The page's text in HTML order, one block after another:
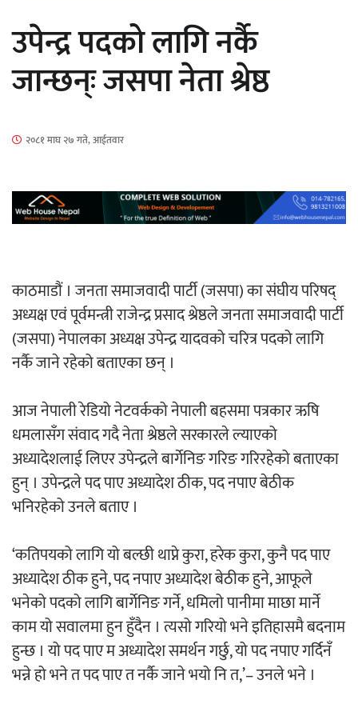
सार्वजनिक
नियन्त्रणमा
‘ईयुमा डट कम’ले बुधबारदेखि आफ्नो
औपचारिक सेवा सञ्चालनमा
हलमा छैन ‘गौँथली’को टिकट
‘आइतबारको अफिस’ को परिचर्चा सम्पन्न
उपेन्द्र पदको लागि नर्कै
जान्छन्ः जसपा नेता श्रेष्ठ
२०८१ माघ २७ गते, आईतवार
काठमाडौं । जनता समाजवादी पार्टी (जसपा) का संघीय परिषद्
अध्यक्ष एवं पूर्वमन्त्री राजेन्द्र प्रसाद श्रेष्ठले जनता समाजवादी पार्टी
(जसपा) नेपालका अध्यक्ष उपेन्द्र यादवको चरित्र पदको लागि
नर्कै जाने रहेको बताएका छन् ।
आज नेपाली रेडियो नेटवर्कको नेपाली बहसमा पत्रकार ऋषि
धमलासँग संवाद गदै नेता श्रेष्ठले सरकारले ल्याएको
अध्यादेशलाई लिएर उपेन्द्रले बार्गेनिङ गरिङ गरिरहेको बताएका
हुन् । उपेन्द्रले पद पाए अध्यादेश ठीक, पद नपाए बेठीक
भनिरहेको उनले बताए ।
‘कतिपयको लागि यो बल्छी थाप्ने कुरा, हरेक कुरा, कुनै पद पाए
अध्यादेश ठीक हुने, पद नपाए अध्यादेश बेठीक हुने, आफूले
भनेको पदको लागि बार्गेनिङ गर्ने, धमिलो पानीमा माछा मार्ने
काम यो सवालमा हुन हुँदैन । त्यसो गरियो भने इतिहासमै बदनाम
हुन्छ । यो पद पाए म अध्यादेश समर्थन गर्छु, यो पद नपाए गर्दिनँ
भन्ने हो भने त पद पाए त नर्कै जाने भयो नि त,’– उनले भने ।